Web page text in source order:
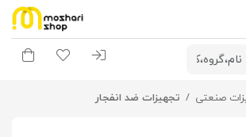
ورود به سیستم
لیست موردسبد
صنعتی تجهیزات ضد انفجار